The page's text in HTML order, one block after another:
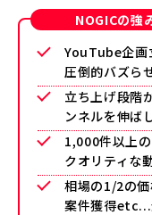
NOGICの強
YouTube企画
圧倒的バズら
立ち上げ段階
ンネルを伸ば
1,000件以上
クオリティな
相場の1/2の
案件獲得etc...